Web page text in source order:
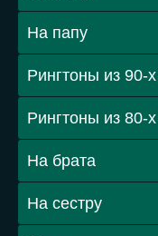
На папу
Рингтоны из 90-х
Рингтоны из 80-х
На брата
На сестру